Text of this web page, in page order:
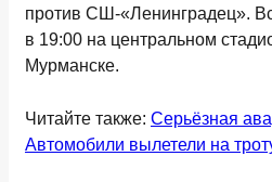
против СШ-«Ленинградец».
в 19:00 на центральном
Мурманске.
Читайте также: Серьёзная
Автомобили вылетели на